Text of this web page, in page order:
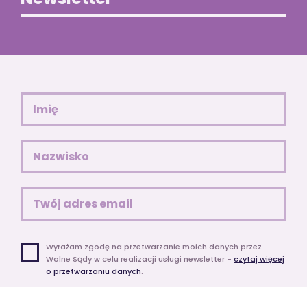
Wyrażam zgodę na przetwarzanie moich danych przez
Wolne Sądyw celu realizacji usługi newsletter - czytaj więcej
o przetwarzaniu danych.